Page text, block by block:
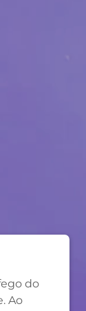
do
Ao